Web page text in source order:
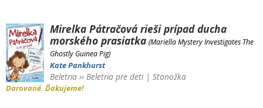
Mirelka Pátračová rieši prípad ducha
morského prasiatka (Mariella Mystery Investigates The
Ghostly Guinea Pig)
Kate Pankhurst
Beletria›› Beletria pre deti| Stonožka
Darované. Ďakujeme!